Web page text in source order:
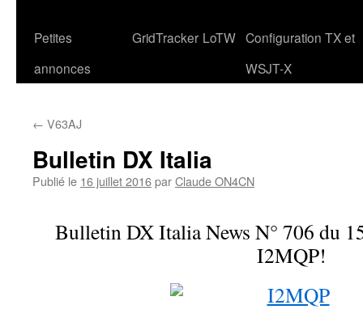
Petites
annonces
GridTracker LoTW Configuration TX et
WSJT-X
← V63AJ
Bulletin DX Italia
Publié le 16 juillet 2016parClaude ON4CN
Bulletin DX Italia News N° 706 du
I2MQP!